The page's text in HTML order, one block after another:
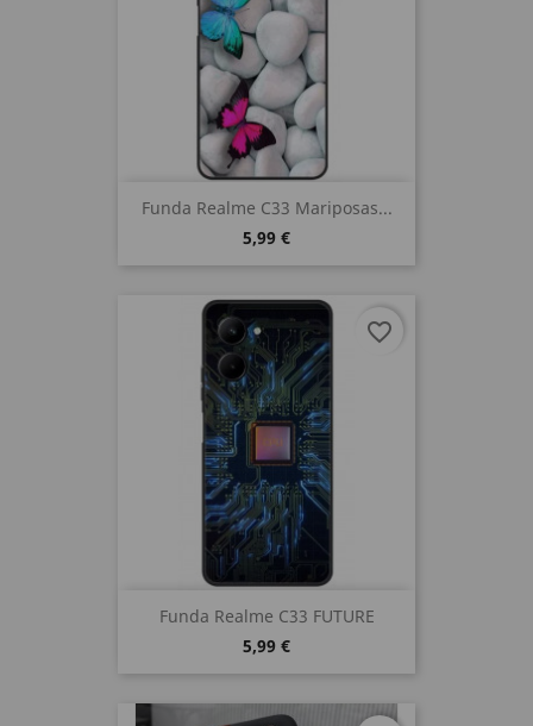
Funda Realme C33 Mariposas...
5,99 €
Funda Realme C33 FUTURE
5,99 €
favorite_border